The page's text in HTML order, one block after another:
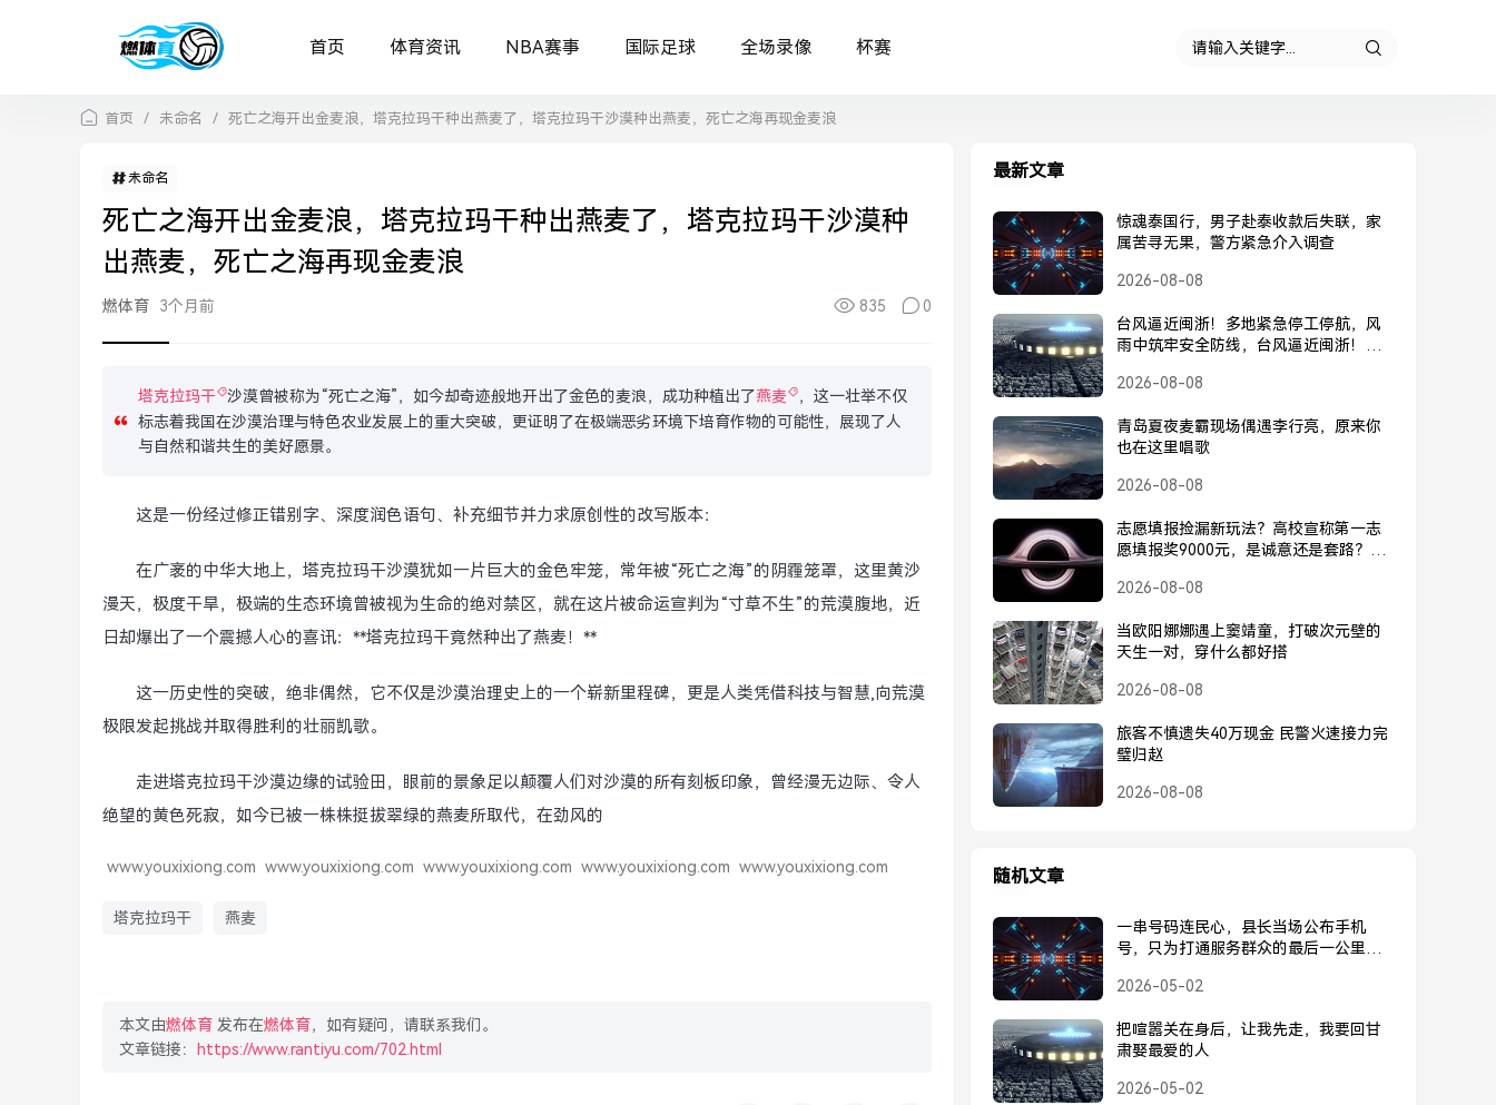
首页 体育资讯 NBA赛事 国际足球 全场录像 杯赛
首页 / 未命名 / 死亡之海开出金麦浪，塔克拉玛干种出燕麦了，塔克拉玛干沙漠种出燕麦，死亡之海再现金麦浪
未命名
死亡之海开出金麦浪，塔克拉玛干种出燕麦了，塔克拉玛干沙漠种
出燕麦，死亡之海再现金麦浪
燃体育 3个月前 835 0
塔克拉玛干 沙漠曾被称为“死亡之海”，如今却奇迹般地开出了金色的麦浪，成功种植出了燕麦
，这一壮举不仅
标志着我国在沙漠治理与特色农业发展上的重大突破，更证明了在极端恶劣环境下培育作物的可能性，展现了人
与自然和谐共生的美好愿景。
这是一份经过修正错别字、深度润色语句、补充细节并力求原创性的改写版本：
在广袤的中华大地上，塔克拉玛干沙漠犹如一片巨大的金色牢笼，常年被“死亡之海”的阴霾笼罩，这里黄沙
漫天，极度干旱，极端的生态环境曾被视为生命的绝对禁区，就在这片被命运宣判为“寸草不生”的荒漠腹地，近
日却爆出了一个震撼人心的喜讯：**塔克拉玛干竟然种出了燕麦！**
这一历史性的突破，绝非偶然，它不仅是沙漠治理史上的一个崭新里程碑，更是人类凭借科技与智慧,向荒漠
极限发起挑战并取得胜利的壮丽凯歌。
走进塔克拉玛干沙漠边缘的试验田，眼前的景象足以颠覆人们对沙漠的所有刻板印象，曾经漫无边际、令人
绝望的黄色死寂，如今已被一株株挺拔翠绿的燕麦所取代，在劲风的
www.youxixiong.com www.youxixiong.com www.youxixiong.com www.youxixiong.com www.youxixiong.com
塔克拉玛干 燕麦
本文由燃体育 发布在燃体育，如有疑问，请联系我们。
文章链接：
https://www.rantiyu.com/702.html
最新文章
惊魂泰国行，男子赴泰收款后失联，家
属苦寻无果，警方紧急介入调查
2026-08-08
台风逼近闽浙！多地紧急停工停航，风
雨中筑牢安全防线，台风逼近闽浙！多
2026-08-08
青岛夏夜麦霸现场偶遇李行亮，原来你
也在这里唱歌
2026-08-08
志愿填报捡漏新玩法？高校宣称第一志
愿填报奖9000元，是诚意还是套路？高
套路？
2026-08-08
当欧阳娜娜遇上窦靖童，打破次元壁的
天生一对，穿什么都好搭
2026-08-08
旅客不慎遗失40万现金 民警火速接力完
璧归赵
2026-08-08
随机文章
一串号码连民心，县长当场公布手机
号，只为打通服务群众的最后一公里，
后一公里
2026-05-02
把喧嚣关在身后，让我先走，我要回甘
肃娶最爱的人
2026-05-02